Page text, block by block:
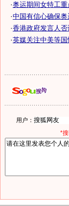
·奥运期间女特工
·中国有信心确保奥
·香港政府发言人
·英媒关注中美等
用户：
*